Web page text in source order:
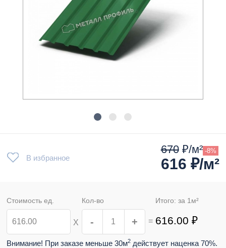
В избранное
670₽/м² -8%
616 ₽/м²
Стоимость ед.
Х
Кол-во
- + =
Итого: за 1 м²
616.00 ₽
Внимание! При заказе меньше 30м2 действует наценка 70%.